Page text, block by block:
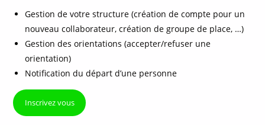
Gestion de votre structure (création de compte pour un
nouveau collaborateur, création de groupe de place, …)
Gestion des orientations (accepter/refuser une
orientation)
Notification du départ d’une personne
Inscrivez vous